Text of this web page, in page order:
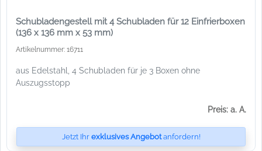
Schubladengestell mit 4 Schubladen für 12 Einfrierboxen
(136 x 136 mm x 53 mm)
Artikelnummer: 16711
aus Edelstahl, 4 Schubladen für je 3 Boxen ohne
Auszugsstopp
Preis: a. A.
Jetzt Ihr exklusives Angebotanfordern!